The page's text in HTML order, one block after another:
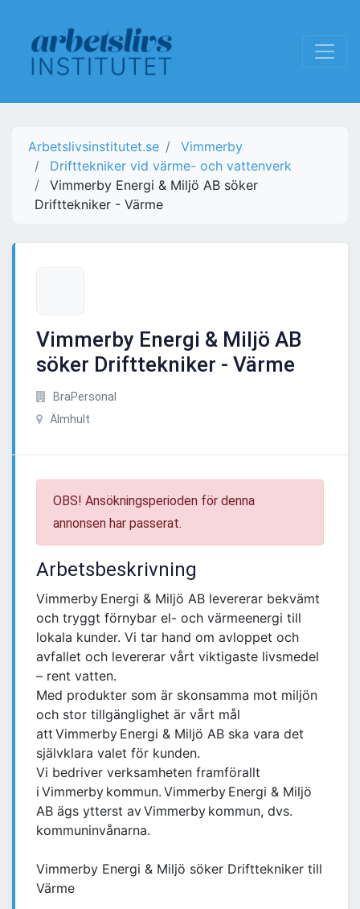
Arbetslivsinstitutet.se
Vimmerby
Drifttekniker vid värme- och vattenverk
Vimmerby Energi & Miljö AB söker
Drifttekniker - Värme
Vimmerby Energi & Miljö AB
söker Drifttekniker - Värme
BraPersonal
Älmhult
OBS! Ansökningsperioden för denna
annonsen har passerat.
Arbetsbeskrivning
Vimmerby Energi & Miljö AB levererar bekvämt
och tryggt förnybar el- och värmeenergi till
lokala kunder. Vi tar hand om avloppet och
avfallet och levererar vårt viktigaste livsmedel
– rent vatten.
Med produkter som är skonsamma mot miljön
och stor tillgänglighet är vårt mål
att Vimmerby Energi & Miljö AB ska vara det
självklara valet för kunden.
Vi bedriver verksamheten framförallt
i Vimmerby kommun. Vimmerby Energi & Miljö
AB ägs ytterst av Vimmerby kommun, dvs.
kommuninvånarna.
Vimmerby Energi & Miljö söker Drifttekniker till
Värme